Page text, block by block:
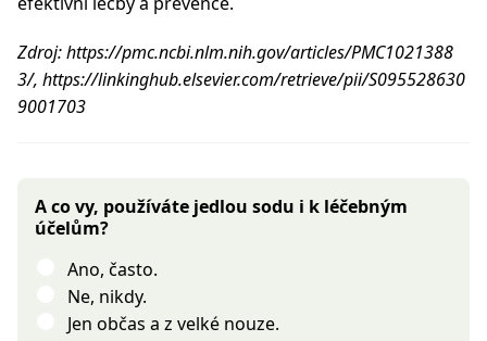
Zdroj: https://pmc.ncbi.nlm.nih.gov/articles/PMC1021388
3/, https://linkinghub.elsevier.com/retrieve/pii/S095528630
9001703
A co vy, používáte jedlou sodu i k léčebným
účelům?
Ano, často.
Ne, nikdy.
Jen občas a z velké nouze.